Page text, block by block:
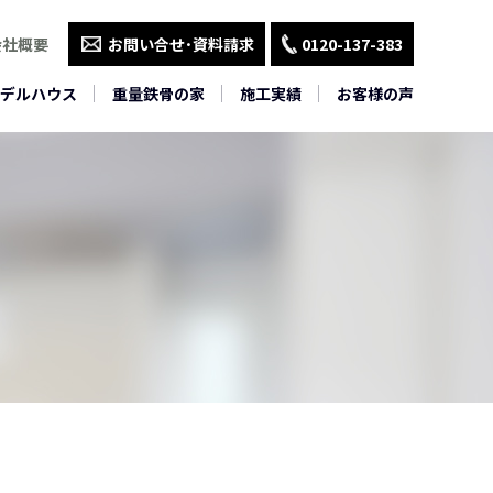
概要 お問い合せ･資料請求 0120-137-383
ルハウス 重量鉄骨の家 施工実績 お客様の声